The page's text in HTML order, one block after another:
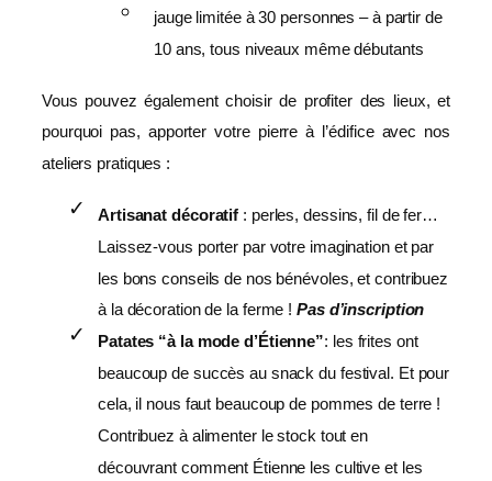
jauge limitée à 30 personnes – à partir de
10 ans, tous niveaux même débutants
Vous pouvez également choisir de profiter des lieux, et
pourquoi pas, apporter votre pierre à l’édifice avec nos
ateliers pratiques :
Artisanat décoratif : perles, dessins, fil de fer…
Laissez-vous porter par votre imagination et par
les bons conseils de nos bénévoles, et contribuez
à la décoration de la ferme ! Pas d’inscription
Patates “à la mode d’Étienne”: les frites ont
beaucoup de succès au snack du festival. Et pour
cela, il nous faut beaucoup de pommes de terre !
Contribuez à alimenter le stock tout en
découvrant comment Étienne les cultive et les